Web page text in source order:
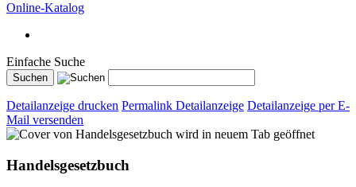
Online-Katalog
Einfache Suche
Detailanzeige drucken Permalink Detailanzeige Detailanzeige per E-
Mail versenden
wird in neuem Tab geöffnet
Handelsgesetzbuch